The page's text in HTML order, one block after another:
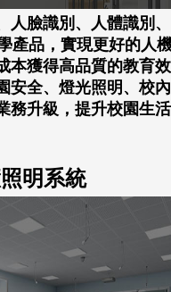
臉識別、人體識別、
產品，實現更好的人
本獲得高品質的教育
安全、燈光照明、校
務升級，提升校園生
明系統